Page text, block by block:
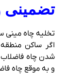
تضمینی
تخلیه چاه
اگر ساکن
شدن چاه فاضلاب
و به‌ موقع چاه